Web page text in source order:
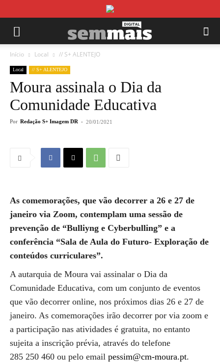
Início Local // S+ ALENTEJO
Local // S+ ALENTEJO
Moura assinala o Dia da
Comunidade Educativa
Por Redação S+ Imagem DR - 20/01/2021
As comemorações, que vão decorrer a 26 e 27 de
janeiro via Zoom, contemplam uma sessão de
prevenção de “Bulliyng e Cyberbulling” e a
conferência “Sala de Aula do Futuro- Exploração de
conteúdos curriculares”.
A autarquia de Moura vai assinalar o Dia da
Comunidade Educativa, com um conjunto de eventos
que vão decorrer online, nos próximos dias 26 e 27 de
janeiro. As comemorações irão decorrer por via zoom e
a participação nas atividades é gratuita, no entanto
sujeita a inscrição prévia, através do telefone
285 250 460 ou pelo email pessim@cm-moura.pt.